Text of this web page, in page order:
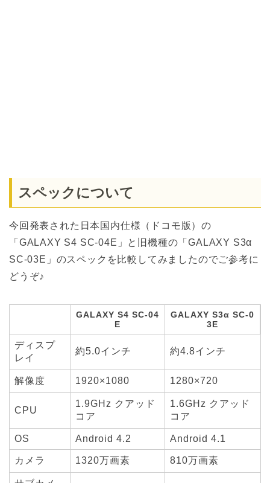
スペックについて
今回発表された日本国内仕様（ドコモ版）の
「GALAXY S4 SC-04E」と旧機種の「GALAXY S3α
SC-03E」のスペックを比較してみましたのでご参考に
どうぞ♪
GALAXY S4 SC-04
E
GALAXY S3α SC-0
3E
ディスプ
レイ
約5.0インチ 約4.8インチ
解像度 1920×1080 1280×720
CPU
1.9GHz クアッド
コア
1.6GHz クアッド
コア
OS Android 4.2 Android 4.1
カメラ 1320万画素 810万画素